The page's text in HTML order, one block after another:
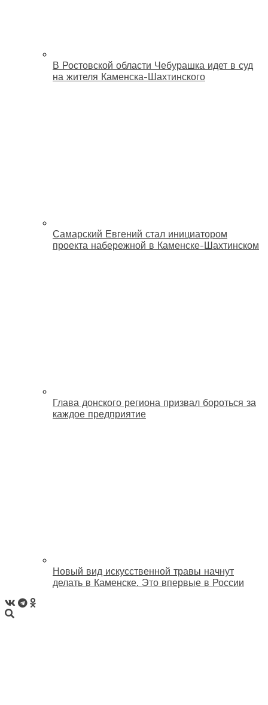
В Ростовской области Чебурашка идет в суд
на жителя Каменска-Шахтинского
Самарский Евгений стал инициатором
проекта набережной в Каменске-Шахтинском
Глава донского региона призвал бороться за
каждое предприятие
Новый вид искусственной травы начнут
делать в Каменске. Это впервые в России